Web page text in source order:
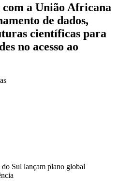
a União Africana
de dados,
científicas para
no acesso ao